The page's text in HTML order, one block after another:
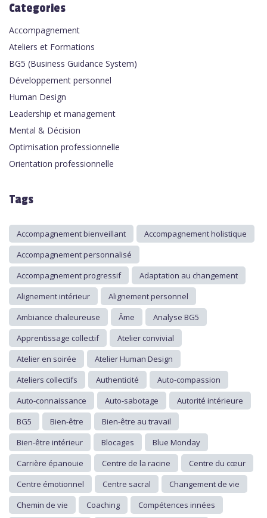
Categories
Accompagnement
Ateliers et Formations
BG5 (Business Guidance System)
Développement personnel
Human Design
Leadership et management
Mental & Décision
Optimisation professionnelle
Orientation professionnelle
Tags
Accompagnement bienveillant
Accompagnement holistique
Accompagnement personnalisé
Accompagnement progressif
Adaptation au changement
Alignement intérieur
Alignement personnel
Ambiance chaleureuse
Âme
Analyse BG5
Apprentissage collectif
Atelier convivial
Atelier en soirée
Atelier Human Design
Ateliers collectifs
Authenticité
Auto-compassion
Auto-connaissance
Auto-sabotage
Autorité intérieure
BG5
Bien-être
Bien-être au travail
Bien-être intérieur
Blocages
Blue Monday
Carrière épanouie
Centre de la racine
Centre du cœur
Centre émotionnel
Centre sacral
Changement de vie
Chemin de vie
Coaching Compétences innées